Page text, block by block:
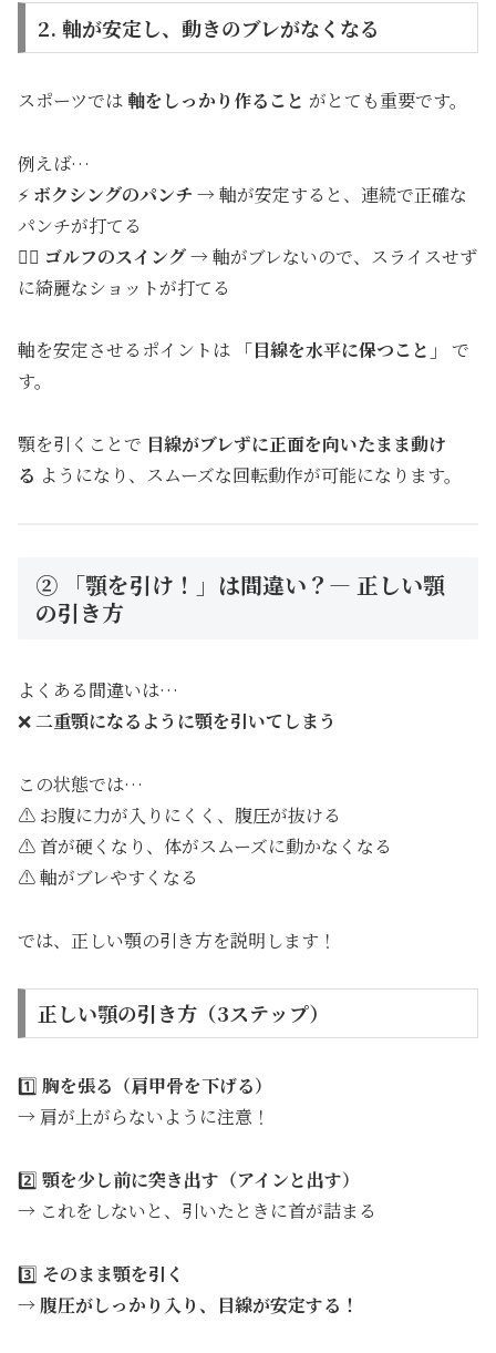
2. 軸が安定し、動きのブレがなくなる
スポーツでは軸をしっかり作ること がとても重要です。
例えば…
⚡ ボクシングのパンチ → 軸が安定すると、連続で正確な
パンチが打てる
🏌️‍♂️ ゴルフのスイング→ 軸がブレないので、スライスせず
に綺麗なショットが打てる
軸を安定させるポイントは 「目線を水平に保つこと」
で
す。
顎を引くことで 目線がブレずに正面を向いたまま動け
る ようになり、スムーズな回転動作が可能になります。
② 「顎を引け！」は間違い？— 正しい顎
の引き方
よくある間違いは…
❌二重顎になるように顎を引いてしまう
この状態では…
⚠ お腹に力が入りにくく、腹圧が抜ける
⚠ 首が硬くなり、体がスムーズに動かなくなる
⚠ 軸がブレやすくなる
では、正しい顎の引き方を説明します！
正しい顎の引き方（3ステップ）
1️⃣ 胸を張る（肩甲骨を下げる）
→ 肩が上がらないように注意！
2️⃣ 顎を少し前に突き出す（アインと出す）
→ これをしないと、引いたときに首が詰まる
3️⃣ そのまま顎を引く
→ 腹圧がしっかり入り、目線が安定する！